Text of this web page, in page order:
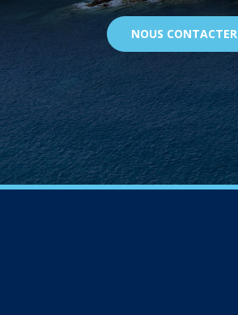
NOUS CONTACTER